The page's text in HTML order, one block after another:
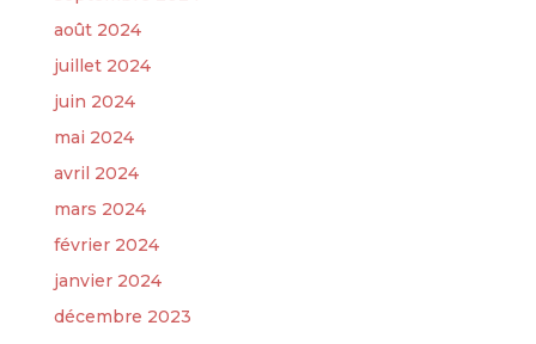
août 2024
juillet 2024
juin 2024
mai 2024
avril 2024
mars 2024
février 2024
janvier 2024
décembre 2023